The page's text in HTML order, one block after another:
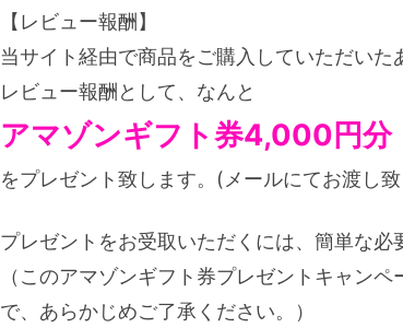
【レビュー報酬】
当サイト経由で商品をご購入していただい
レビュー報酬として、なんと
アマゾンギフト券4,000円分
をプレゼント致します。(メールにてお渡し
プレゼントをお受取いただくには、簡単な必
（このアマゾンギフト券プレゼントキャン
で、あらかじめご了承ください。）